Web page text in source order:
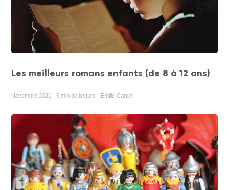
Les meilleurs romans enfants (de 8 à 12 ans)
Novembre 2021 - 5 min de lecture - Emilie Cartier